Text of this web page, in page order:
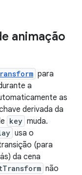
animação
para
a
as
derivada da
key muda.
usa o
(para
da cena
não